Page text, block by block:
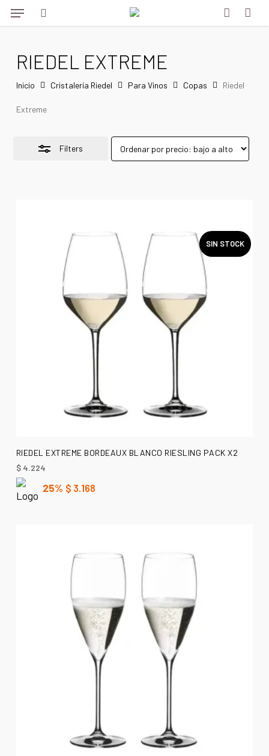
Skip
to
content
search account
Menu
RIEDEL EXTREME
Inicio Cristalería Riedel Para Vinos Copas Riedel
Extreme
Filters
Close
SIN STOCK
LEER MÁS
RIEDEL EXTREME BORDEAUX BLANCO RIESLING PACK X2
$4.224
25% $ 3.168
Menu